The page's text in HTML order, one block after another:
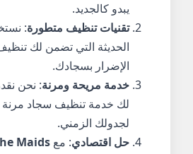
يبدو كالجديد.
تقنيات تنظيف متطورة:
الحديثة التي تضمن لك
الإضرار بسجادك.
خدمة مريحة ومرنة: نحن
لك خدمة تنظيف سجاد مرنة
لجدولك الزمني.
حل اقتصادي: مع Maids